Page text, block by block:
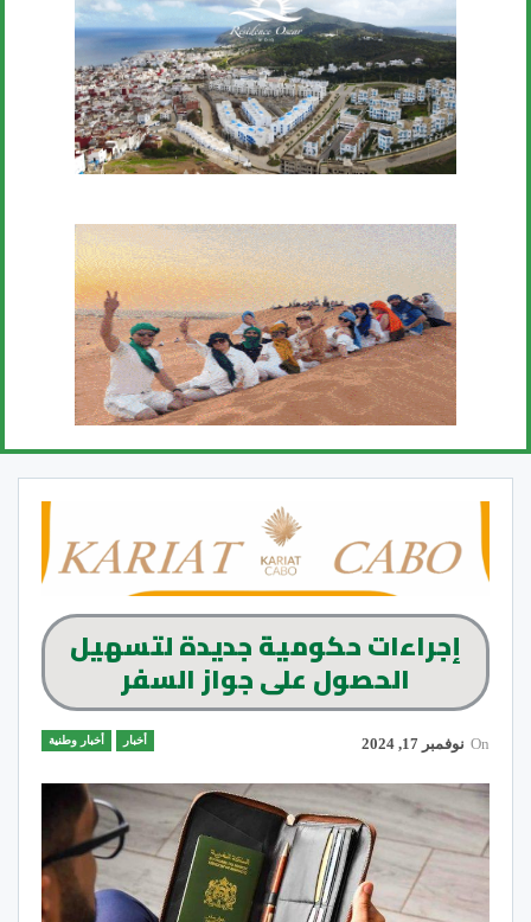
إجراءات حكومية جديدة لتسهيل
الحصول على جواز السفر
أخبار أخبار وطنية On نوفمبر 17, 2024